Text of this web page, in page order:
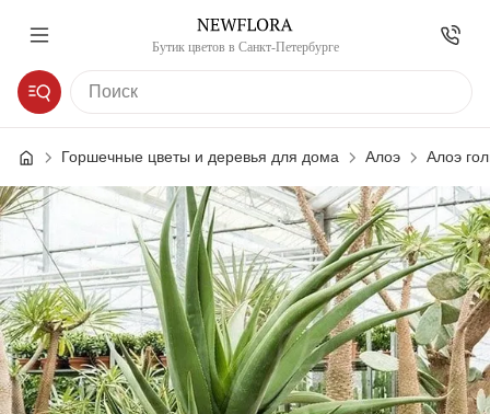
Бутик цветов в Санкт-Петербурге
Горшечные цветы и деревья для дома Алоэ Алоэ